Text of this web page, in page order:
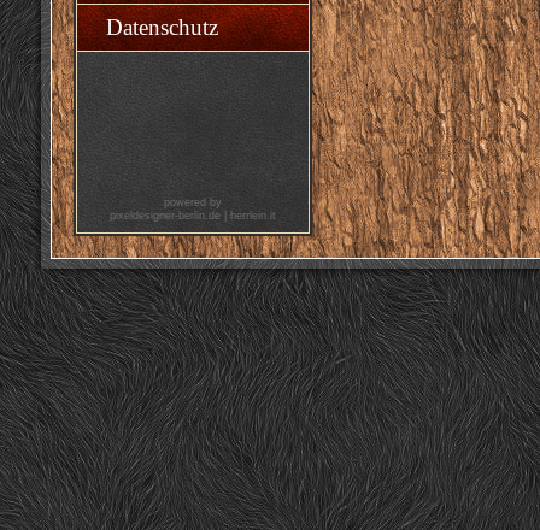
Datenschutz
powered by
pixeldesigner-berlin.de
herrlein.it